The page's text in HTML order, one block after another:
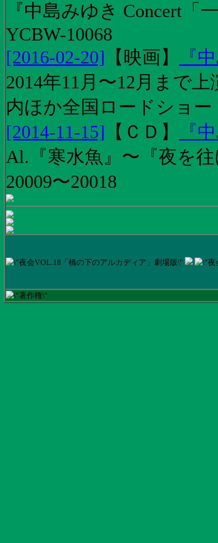
『中島みゆき Concert
YCBW-10068
[2016-02-20] 【 映画】
『
2014年11月〜12月まで
内ほか全国ロードショー
[2014-11-15] 【 ＣＤ 】
『
Al.『寒水魚』〜『夜を
20009〜20018